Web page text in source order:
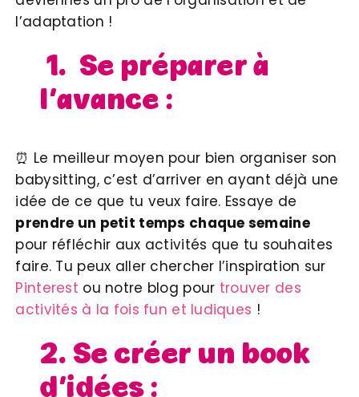
l’adaptation !
1. Se préparer à
l’avance :
⏰ Le meilleur moyen pour bien organiser son
babysitting, c’est d’arriver en ayant déjà une
idée de ce que tu veux faire. Essaye de
prendre un petit temps chaque semaine
pour réfléchir aux activités que tu souhaites
faire. Tu peux aller chercher l’inspiration sur
Pinterest ou notre blog pour trouver des
activités à la fois fun et ludiques !
2. Se créer un book
d’idées :